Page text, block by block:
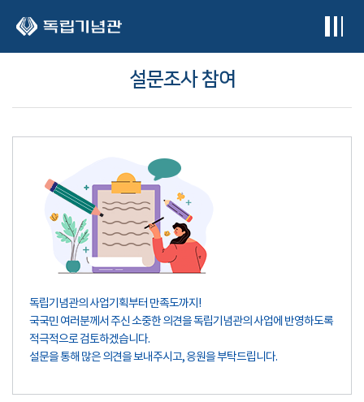
설문조사 참여
독립기념관의 사업기획부터 만족도까지!
국국민 여러분께서 주신 소중한 의견을 독립기념관의 사업에 반영하도록
적극적으로 검토하겠습니다.
설문을 통해 많은 의견을 보내주시고, 응원을 부탁드립니다.